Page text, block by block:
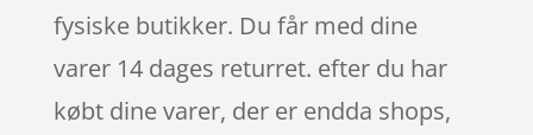
fysiske butikker. Du får med dine
varer 14 dages returret. efter du har
købt dine varer, der er endda shops,